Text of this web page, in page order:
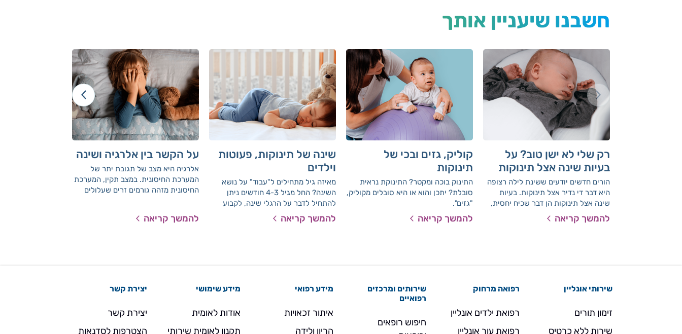
חשבנו שיעניין אותך
רק שלי לא ישן טוב? על
בעיות שינה אצל תינוקות
הורים חדשים יודעים ששינת לילה רצופה
היא דבר די נדיר אצל תינוקות. בעיות
שינה אצל תינוקות הן דבר שכיח יחסית,
מה שעשוי להיות מאתגר גם להורים וגם
לתינוק עצמו. באיזה מקרים הבעיות יחלפו
להמשך קריאה
קוליק, גזים ובכי של
תינוקות
התינוק בוכה ומקטר? התינוקת נראית
סובלת? יתכן והוא או היא סובלים מקוליק,
"גזים".
להמשך קריאה
שינה של תינוקות, פעוטות
וילדים
מאיזה גיל מתחילים ל"עבוד" על נושא
השינה? החל מגיל 4-3 חודשים ניתן
להתחיל לדבר על הרגלי שינה, לקבוע
ולשמור על תנאי שינה שמעודדים את
התינוק להירדם באופן עצמאי במיטתו,
להמשך קריאה
על הקשר בין אלרגיה ושינה
אלרגיה היא מצב של תגובת יתר של
המערכת החיסונית. במצב תקין, המערכת
החיסונית מזהה גורמים זרים שעלולים
ופועלת לסילוקם
להמשך קריאה
שירותי אונליין
זימון תורים
שירות ללא כרטיס
רפואה מרחוק
רפואת ילדים אונליין
רפואת עור אונליין
שירותים ומרכזים
רפואיים
חיפוש רופאים
מידע רפואי
איתור זכאויות
הריון ולידה
מידע שימושי
אודות לאומית
תקנון לאומית שירותי
יצירת קשר
יצירת קשר
הצטרפות לסדנאות